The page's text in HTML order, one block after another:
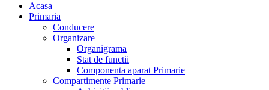
Acasa
Primaria
Conducere
Organizare
Organigrama
Stat de functii
Componenta aparat Primarie
Compartimente Primarie